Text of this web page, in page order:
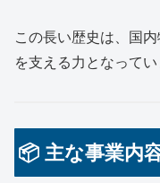
この長い歴史は、国
を支える力となってい
📦 主な事業内